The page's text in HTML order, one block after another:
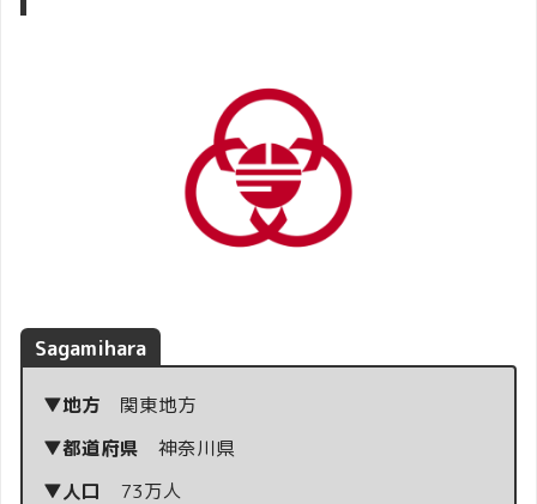
Sagamihara
▼地方 関東地方
▼都道府県 神奈川県
▼人口 73万人